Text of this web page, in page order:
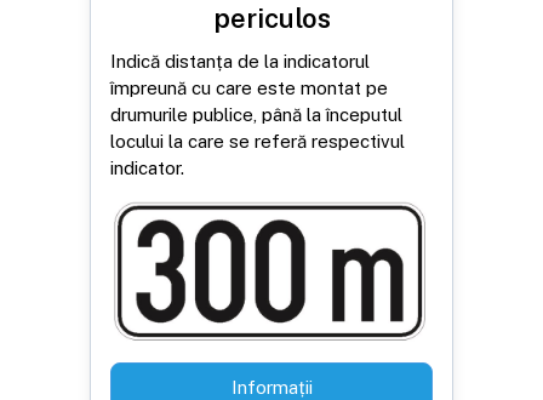
periculos
Indică distanța de la indicatorul
împreună cu care este montat pe
drumurile publice, până la începutul
locului la care se referă respectivul
indicator.
Informații